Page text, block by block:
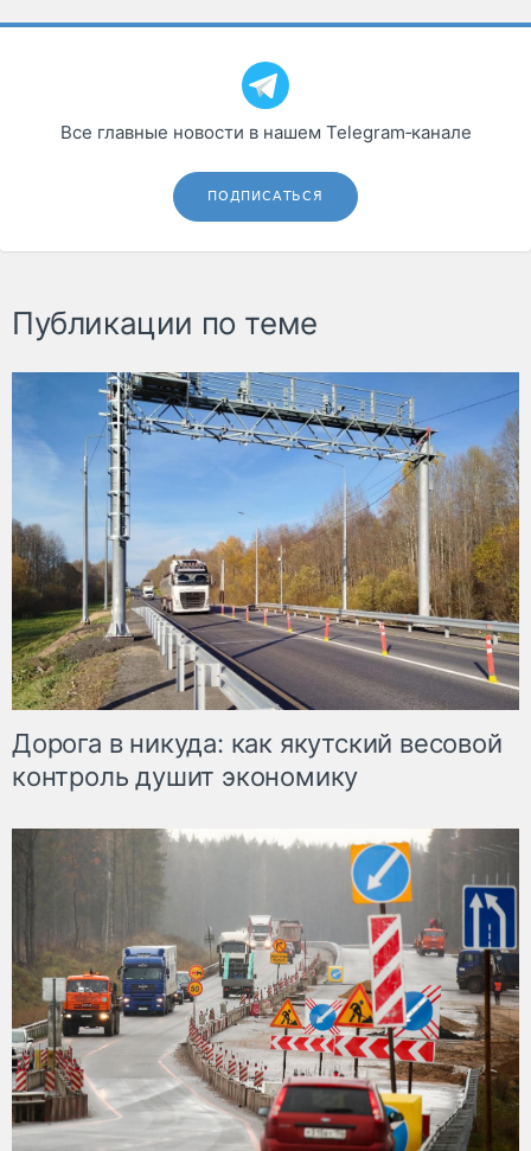
Все главные новости в нашем Telegram‑канале
ПОДПИСАТЬСЯ
Публикации по теме
Дорога в никуда: как якутский весовой
контроль душит экономику